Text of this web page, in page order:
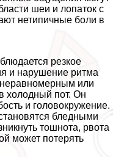
шеи и лопаток с
нетипичные боли в
резкое
и нарушение ритма
или
холодный пот. Он
и головокружение.
бледными
тошнота, рвота
может потерять